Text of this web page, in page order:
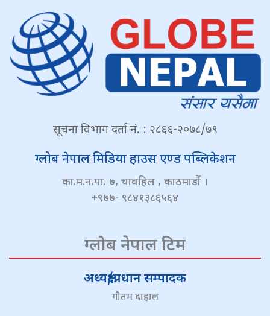
सूचना विभाग दर्ता नं. : २८६६-२०७८/७९
ग्लोब नेपाल मिडिया हाउस एण्ड पब्लिकेशन
का.म.न.पा. ७, चावहिल , काठमाडौं ।
+९७७- ९८४१३८६५६४
ग्लोब नेपाल टिम
अध्यक्ष/प्रधान सम्पादक
गौतम दाहाल